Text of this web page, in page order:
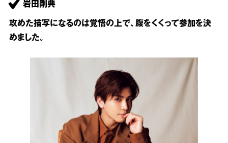
岩田剛典
攻めた描写になるのは覚悟の上で、腹をくくって参加を決
めました。